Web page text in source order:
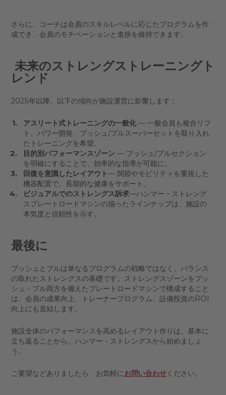
さらに、コーチは会員のスキルレベルに応じたプログラムを作
成でき、会員のモチベーションと進捗を維持できます。
未来のストレングストレーニングト
レンド
2025年以降、以下の傾向が施設運営に影響します：
アスリート式トレーニングの一般化 — 一般会員も複合リフ
ト、パワー開発、プッシュ/プルスーパーセットを取り入れ
たトレーニングを希望。
目的別パフォーマンスゾーン — プッシュ/プルセクション
を明確にすることで、効率的な指導が可能に。
回復を意識したレイアウト— 関節やモビリティを重視した
機器配置で、長期的な健康をサポート。
ビジュアルでのストレングス訴求—ハンマー・ストレング
スプレートロードマシンの揃ったラインナップは、施設の
本気度と信頼性を示す。
最後に
プッシュとプルは単なるプログラムの戦略ではなく、バランス
の取れたストレングスの基礎です。ストレングスゾーンをプッ
シュ・プル両方を備えたプレートロードマシンで構成すること
は、会員の成果向上、トレーナープログラム、設備投資のROI
向上にも直結します。
施設全体のパフォーマンスを高めるレイアウト作りは、基本に
立ち返ることから。ハンマー・ストレングスから始めましょ
う。
ご要望などありましたら、お気軽にお問い合わせください。